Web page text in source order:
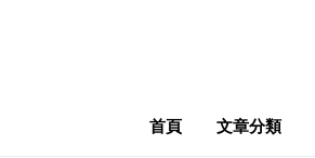
首頁 文章分類